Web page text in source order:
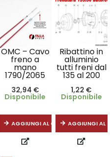
OMC – Cavo
freno a
mano
1790/2065
32,94 €
Disponibile
AGGIUNGI AL CARRELLO
Ribattino in
alluminio
tutti freni dal
135 al 200
1,22 €
Disponibile
AGGIUNGI AL